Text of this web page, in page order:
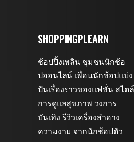
SHOPPINGPLEARN
ช้อปปิ้งเพลิน ชุมชนนักช้อ
ปออนไลน์ เพื่อนนักช้อปแบ่ง
ปันเรื่องราวของแฟชั่น สไตล์
การดูแลสุขภาพ วงการ
บันเทิง รีวิวเครื่องสำอาง
ความงาม จากนักช้อปตัว